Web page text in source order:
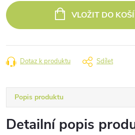
cena:
VLOŽIT DO
Dotaz k produktu Sdílet
Popis produktu
Detailní popis